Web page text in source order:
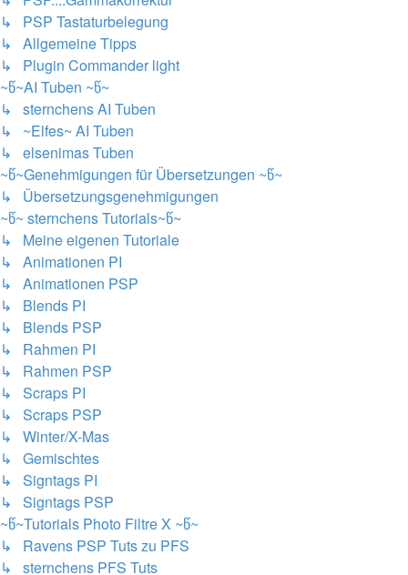
↳ PSP Tastaturbelegung
↳ Allgemeine Tipps
↳ Plugin Commander light
~წ~AI Tuben ~წ~
↳ sternchens AI Tuben
↳ ~Elfes~ AI Tuben
↳ elsenimas Tuben
~წ~Genehmigungen für Übersetzungen ~წ~
↳ Übersetzungsgenehmigungen
~წ~ sternchens Tutorials~წ~
↳ Meine eigenen Tutoriale
↳ Animationen PI
↳ Animationen PSP
↳ Blends PI
↳ Blends PSP
↳ Rahmen PI
↳ Rahmen PSP
↳ Scraps PI
↳ Scraps PSP
↳ Winter/X-Mas
↳ Gemischtes
↳ Signtags PI
↳ Signtags PSP
~წ~Tutorials Photo Filtre X ~წ~
↳ Ravens PSP Tuts zu PFS
↳ sternchens PFS Tuts